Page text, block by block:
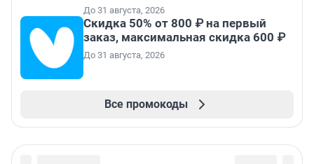
До 31 августа, 2026
Скидка 50% от 800 ₽ на первый
заказ, максимальная скидка 600 ₽
До 31 августа, 2026
Все промокоды